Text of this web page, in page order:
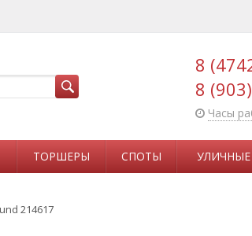
8
8
Часы
ТОРШЕРЫ СПОТЫ
214617